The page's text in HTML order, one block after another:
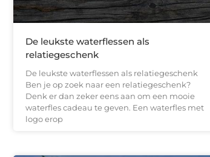
De leukste waterflessen als
relatiegeschenk
De leukste waterflessen als relatiegeschenk
Ben je op zoek naar een relatiegeschenk?
Denk er dan zeker eens aan om een mooie
waterfles cadeau te geven. Een waterfles met
logo erop